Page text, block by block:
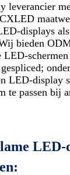
leverancier
displays
bieden
LED-display
te passen bij
LED-